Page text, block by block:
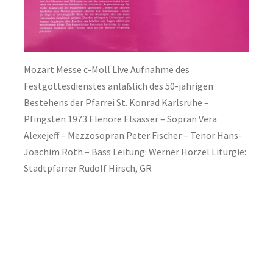
Mozart Messe c-Moll Live Aufnahme des
Festgottesdienstes anläßlich des 50-jährigen
Bestehens der Pfarrei St. Konrad Karlsruhe –
Pfingsten 1973 Elenore Elsässer – Sopran Vera
Alexejeff – Mezzosopran Peter Fischer – Tenor Hans-
Joachim Roth – Bass Leitung: Werner Horzel Liturgie:
Stadtpfarrer Rudolf Hirsch, GR